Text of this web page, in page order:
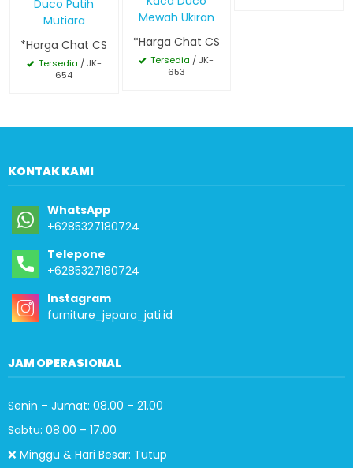
Duco Putih
Mutiara
*Harga Chat CS
Tersedia / JK-
654
Mewah Ukiran
*Harga Chat CS
Tersedia / JK-
653
KONTAK KAMI
WhatsApp
+6285327180724
Telepone
+6285327180724
Instagram
furniture_jepara_jati.id
JAM OPERASIONAL
Senin – Jumat: 08.00 – 21.00
Sabtu: 08.00 – 17.00
❌ Minggu & Hari Besar: Tutup